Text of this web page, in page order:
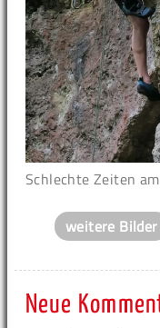
Schlechte Zeiten
weitere Bilder
Neue